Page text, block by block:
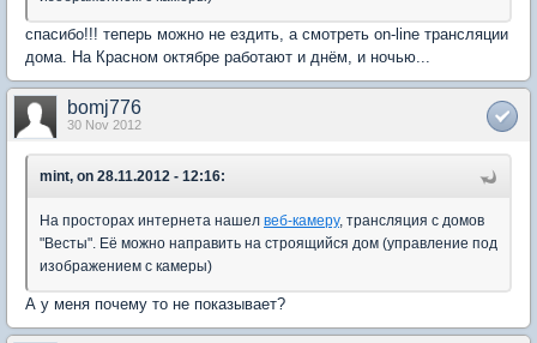
спасибо!!! теперь можно не ездить, а смотреть on-line трансляции
дома. На Красном октябре работают и днём, и ночью...
bomj776
30 Nov 2012
mint, on 28.11.2012 - 12:16:
На просторах интернета нашел веб-камеру, трансляция с домов
"Весты". Её можно направить на строящийся дом (управление под
изображением с камеры)
А у меня почему то не показывает?